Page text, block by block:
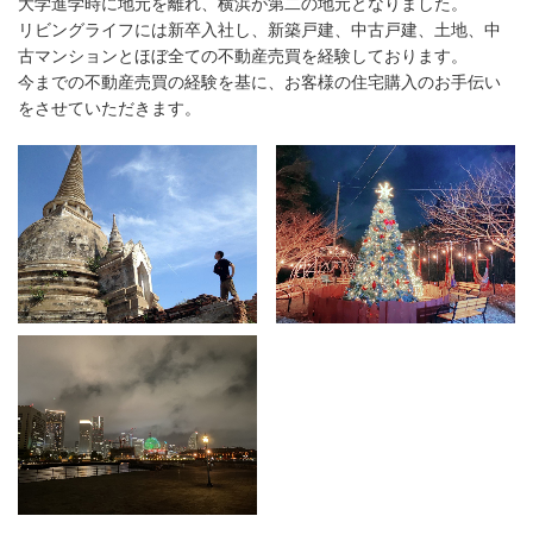
リビングライフには新卒入社し、新築戸建、中古戸建、土地、中
古マンションとほぼ全ての不動産売買を経験しております。
今までの不動産売買の経験を基に、お客様の住宅購入のお手伝い
をさせていただきます。